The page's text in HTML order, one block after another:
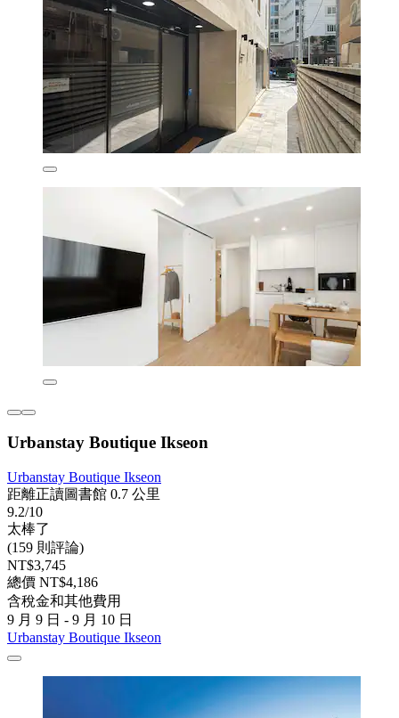
Urbanstay Boutique Ikseon
Urbanstay Boutique Ikseon
距離正讀圖書館 0.7 公里
9.2/10
太棒了
(159 則評論)
NT$3,745
總價 NT$4,186
含稅金和其他費用
9 月 9 日 - 9 月 10 日
Urbanstay Boutique Ikseon